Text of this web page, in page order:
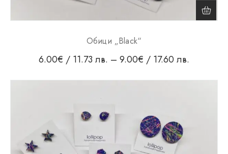
Обици „Black“
6.00€ / 11.73 лв. – 9.00€ / 17.60 лв.